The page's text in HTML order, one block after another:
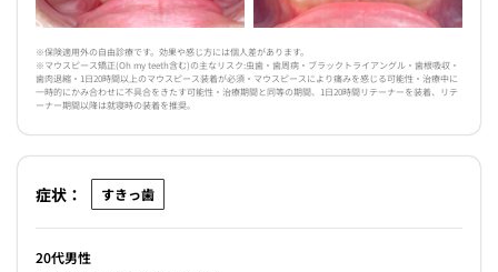
※保険適用外の自由診療です。効果や感じ方には個人差があります。
※マウスピース矯正(Oh my teeth含む)の主なリスク:虫歯・歯周病・ブラックトライアングル・歯根吸収・
歯肉退縮・1日20時間以上のマウスピース装着が必須・マウスピースにより痛みを感じる可能性・治療中に
一時的にかみ合わせに不具合をきたす可能性・治療期間と同等の期間、1日20時間リテーナーを装着、リテ
ーナー期間以降は就寝時の装着を推奨。
症状： すきっ歯
20代男性